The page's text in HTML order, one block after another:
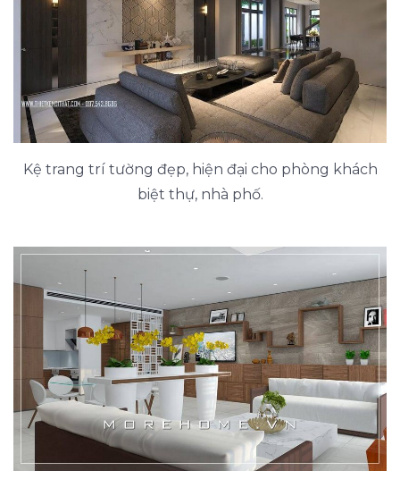
Kệ trang trí tường đẹp, hiện đại cho phòng khách
biệt thự, nhà phố.